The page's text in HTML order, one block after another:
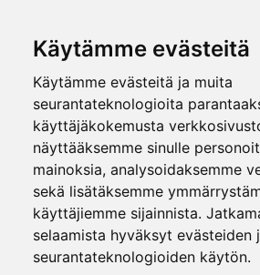
Käytämme evästeitä
Käytämme evästeitä ja muita
seurantateknologioita
käyttäjäkokemusta
näyttääksemme sinulle
mainoksia, analysoidaksemme
sekä lisätäksemme
käyttäjiemme sijainnista.
selaamista hyväksyt evästeiden
seurantateknologioiden käytön.